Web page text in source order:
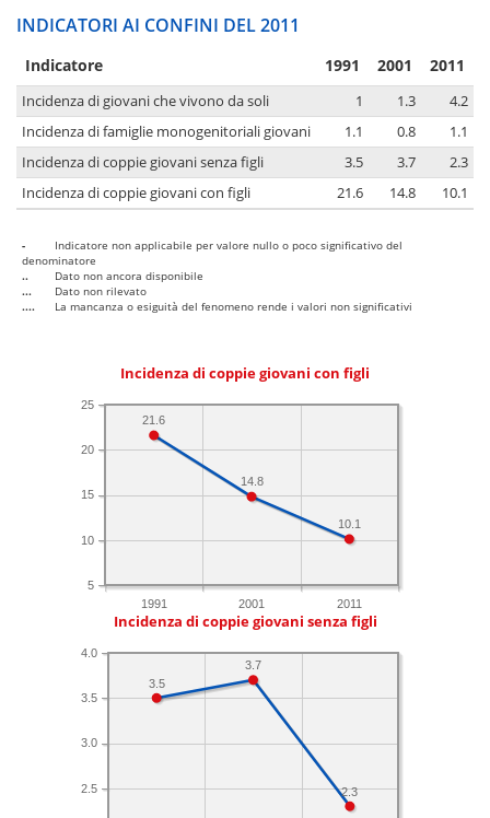
INDICATORI AI CONFINI DEL 2011
Indicatore 1991 2001 2011
Incidenza di giovani che vivono da soli 1 1.3
4.2
Incidenza di famiglie monogenitoriali giovani
1.1 0.8
1.1
Incidenza di coppie giovani senza figli
3.5 3.7
2.3
Incidenza di coppie giovani con figli
21.6 14.8 10.1
-
Indicatore non applicabile per valore nullo o poco significativo del
denominatore
..
Dato non ancora disponibile
...
Dato non rilevato
....
La mancanza o esiguità del fenomeno rende i valori non significativi
Incidenza di coppie giovani con figli
1991 2001 2011
5
10
15
20
25
10.1
14.8
21.6
Incidenza di coppie giovani senza figli
2.5
3.0
3.5
4.0
2.3
3.7
3.5